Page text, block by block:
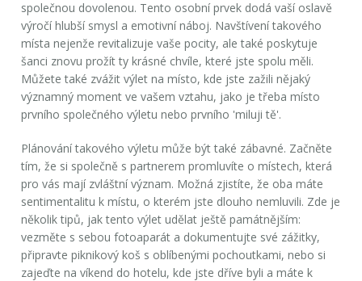
společnou dovolenou. Tento osobní prvek dodá vaší oslavě
výročí hlubší smysl a emotivní náboj. Navštívení takového
místa nejenže revitalizuje vaše pocity, ale také poskytuje
šanci znovu prožít ty krásné chvíle, které jste spolu měli.
Můžete také zvážit výlet na místo, kde jste zažili nějaký
významný moment ve vašem vztahu, jako je třeba místo
prvního společného výletu nebo prvního 'miluji tě'.
Plánování takového výletu může být také zábavné. Začněte
tím, že si společně s partnerem promluvíte o místech, která
pro vás mají zvláštní význam. Možná zjistíte, že oba máte
sentimentalitu k místu, o kterém jste dlouho nemluvili. Zde je
několik tipů, jak tento výlet udělat ještě památnějším:
vezměte s sebou fotoaparát a dokumentujte své zážitky,
připravte piknikový koš s oblíbenými pochoutkami, nebo si
zajeďte na víkend do hotelu, kde jste dříve byli a máte k